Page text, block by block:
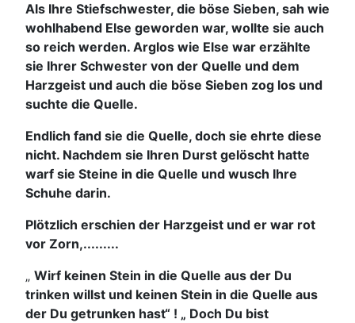
Als Ihre Stiefschwester, die böse Sieben, sah wie
wohlhabend Else geworden war, wollte sie auch
so reich werden. Arglos wie Else war erzählte
sie Ihrer Schwester von der Quelle und dem
Harzgeist und auch die böse Sieben zog los und
suchte die Quelle.
Endlich fand sie die Quelle, doch sie ehrte diese
nicht. Nachdem sie Ihren Durst gelöscht hatte
warf sie Steine in die Quelle und wusch Ihre
Schuhe darin.
Plötzlich erschien der Harzgeist und er war rot
vor Zorn,.........
„ Wirf keinen Stein in die Quelle aus der Du
trinken willst und keinen Stein in die Quelle aus
der Du getrunken hast“ ! „ Doch Du bist